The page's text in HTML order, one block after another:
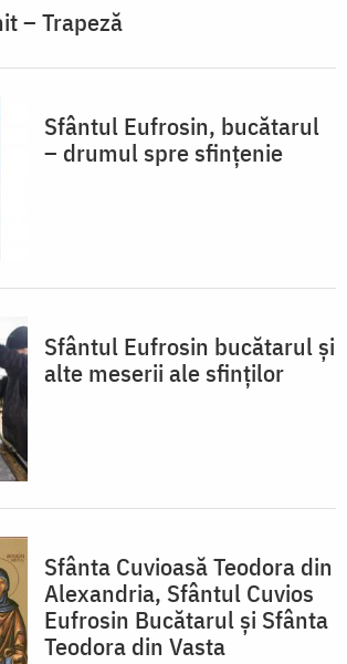
– Trapeză
Sfântul Eufrosin, bucătarul
– drumul spre sfințenie
Sfântul Eufrosin bucătarul și
alte meserii ale sfinților
Sfânta Cuvioasă Teodora din
Alexandria, Sfântul Cuvios
Eufrosin Bucătarul și Sfânta
Teodora din Vasta